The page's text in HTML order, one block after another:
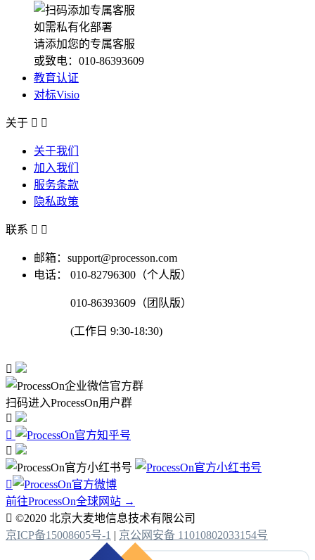
如需私有化部署
请添加您的专属客服
或致电：010-86393609
教育认证
对标Visio
关于  
关于我们
加入我们
服务条款
隐私政策
联系  
邮箱：support@processon.com
电话：
010-82796300（个人版）
010-86393609（团队版）
(工作日 9:30-18:30)

扫码进入ProcessOn用户群




前往ProcessOn全球网站 →
 ©2020 北京大麦地信息技术有限公司
京ICP备15008605号-1 | 京公网安备 11010802033154号